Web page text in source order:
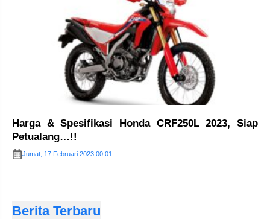
Harga & Spesifikasi Honda CRF250L 2023, Siap
Petualang…!!
Jumat, 17 Februari 2023 00:01
Berita Terbaru